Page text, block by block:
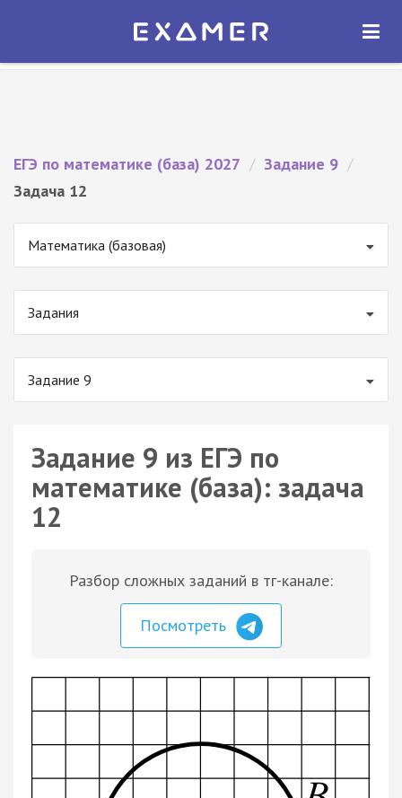
Экзамер — ЕГЭ 2027
ОТКРЫТЬ
ЕГЭ по математике (база) 2027 / Задание 9 /
Задача 12
Математика (базовая)
Задания
Задание 9
Задание 9 из ЕГЭ по
математике (база): задача
12
Разбор сложных заданий в тг-канале:
Посмотреть